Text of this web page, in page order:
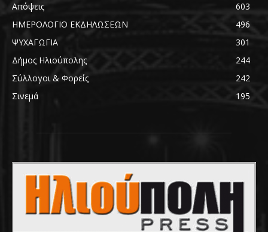
Απόψεις
603
ΗΜΕΡΟΛΟΓΙΟ ΕΚΔΗΛΩΣΕΩΝ
496
ΨΥΧΑΓΩΓΙΑ
301
Δήμος Ηλιούπολης
244
Σύλλογοι & Φορείς
242
Σινεμά
195